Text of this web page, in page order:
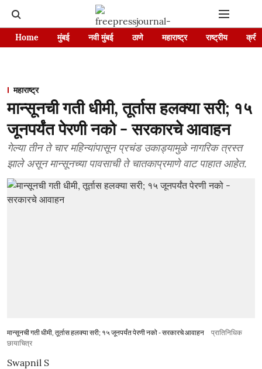
Home मुंबई नवी मुंबई ठाणे महाराष्ट्र राष्ट्रीय
महाराष्ट्र
मान्सूनची गती धीमी, तूर्तास हलक्या सरी; १५
जूनपर्यंत पेरणी नको - सरकारचे आवाहन
गेल्या तीन ते चार महिन्यांपासून प्रचंड उकाड्यामुळे नागरिक त्रस्त
झाले असून मान्सूनच्या पावसाची ते चातकाप्रमाणे वाट पाहात आहेत.
मान्सूनची गती धीमी, तूर्तास हलक्या सरी; १५ जूनपर्यंत पेरणी नको - सरकारचे आवाहन
प्रातिनिधिक
छायाचित्र
Swapnil S